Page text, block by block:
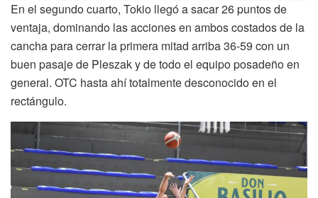
En el segundo cuarto, Tokio llegó a sacar 26 puntos de
ventaja, dominando las acciones en ambos costados de la
cancha para cerrar la primera mitad arriba 36-59 con un
buen pasaje de Pleszak y de todo el equipo posadeño en
general. OTC hasta ahí totalmente desconocido en el
rectángulo.